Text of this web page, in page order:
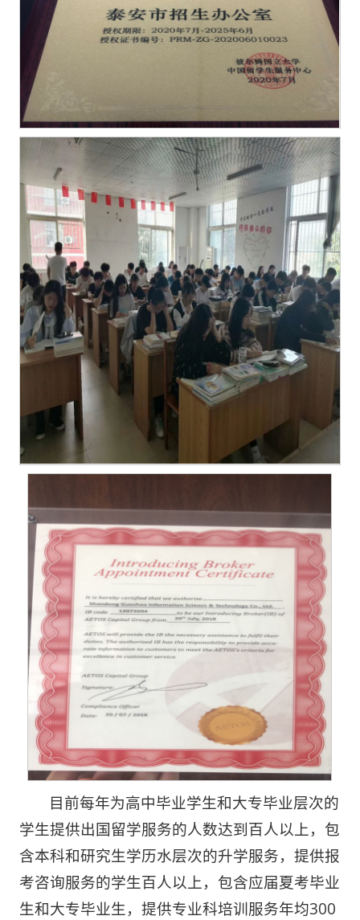
目前每年为高中毕业学生和大专毕业层次的
学生提供出国留学服务的人数达到百人以上，包
含本科和研究生学历水层次的升学服务，提供报
考咨询服务的学生百人以上，包含应届夏考毕业
生和大专毕业生，提供专业科培训服务年均300